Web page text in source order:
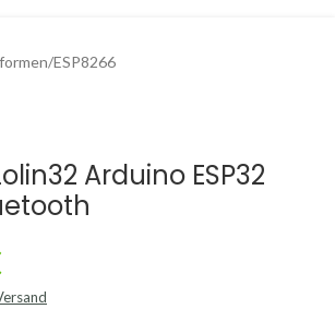
/ESP8266
Arduino ESP32